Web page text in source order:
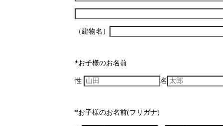
（建物名）
*お子様のお名前
性 名
*お子様のお名前(フリガナ)